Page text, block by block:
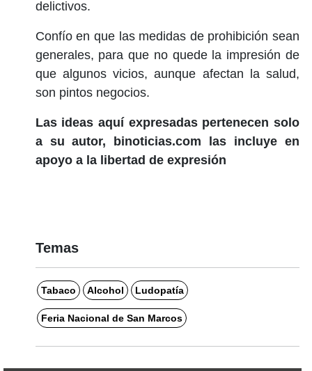
delictivos.
Confío en que las medidas de prohibición sean
generales, para que no quede la impresión de
que algunos vicios, aunque afectan la salud,
son pintos negocios.
Las ideas aquí expresadas pertenecen solo
a su autor, binoticias.com las incluye en
apoyo a la libertad de expresión
Temas
Tabaco Alcohol Ludopatía
Feria Nacional de San Marcos